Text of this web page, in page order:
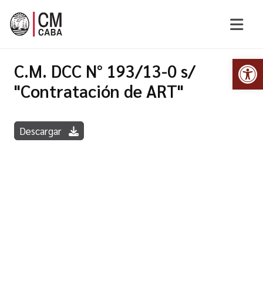
C.M. DCC N° 193/13-0 s/
"Contratación de ART"
Descargar